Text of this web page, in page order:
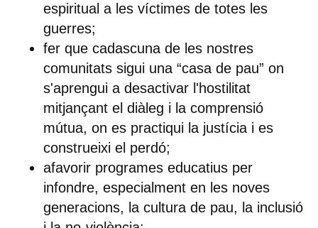
espiritual a les víctimes de totes les
guerres;
fer que cadascuna de les nostres
comunitats sigui una “casa de pau” on
s'aprengui a desactivar l'hostilitat
mitjançant el diàleg i la comprensió
mútua, on es practiqui la justícia i es
construeixi el perdó;
afavorir programes educatius per
infondre, especialment en les noves
generacions, la cultura de pau, la inclusió